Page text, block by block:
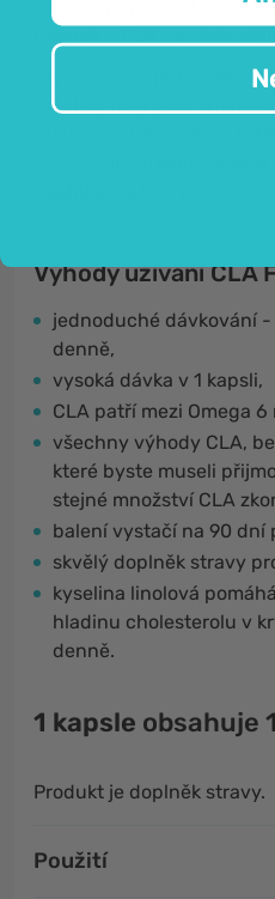
v bachoru přežvýkavců.
Průmyslově zpracované
výrobky mají podmíněně
Výhody užívání CLA
jednoduché dávkování-
denně,
vysoká dávka v 1 kapsli,
CLA patří mezi Omega
všechny výhody CLA,
které byste museli
stejné množství CLA
balení vystačí na 90 dní
skvělý doplněk stravy
kyselina linolová
hladinu cholesterolu v
denně.
1 kapsle obsahuje
Produkt je doplněk stravy.
Použití